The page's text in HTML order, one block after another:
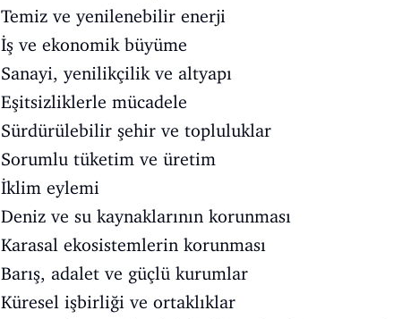
Temiz ve yenilenebilir enerji
İş ve ekonomik büyüme
Sanayi, yenilikçilik ve altyapı
Eşitsizliklerle mücadele
Sürdürülebilir şehir ve topluluklar
Sorumlu tüketim ve üretim
İklim eylemi
Deniz ve su kaynaklarının korunması
Karasal ekosistemlerin korunması
Barış, adalet ve güçlü kurumlar
Küresel işbirliği ve ortaklıklar